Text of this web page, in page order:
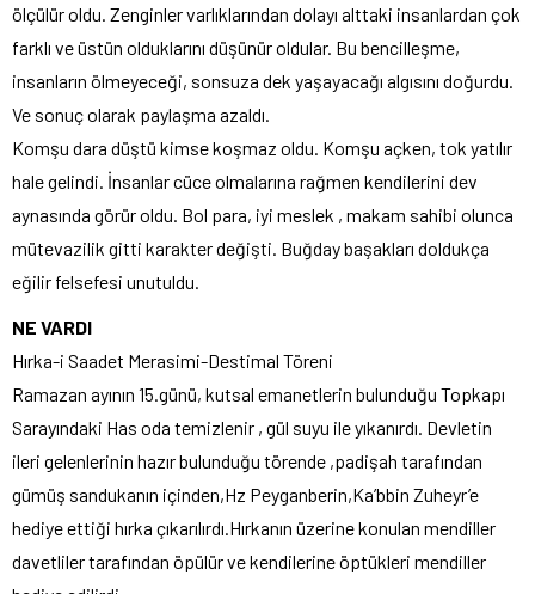
ölçülür oldu. Zenginler varlıklarından dolayı alttaki insanlardan çok
farklı ve üstün olduklarını düşünür oldular. Bu bencilleşme,
insanların ölmeyeceği, sonsuza dek yaşayacağı algısını doğurdu.
Ve sonuç olarak paylaşma azaldı.
Komşu dara düştü kimse koşmaz oldu. Komşu açken, tok yatılır
hale gelindi. İnsanlar cüce olmalarına rağmen kendilerini dev
aynasında görür oldu. Bol para, iyi meslek , makam sahibi olunca
mütevazilik gitti karakter değişti. Buğday başakları doldukça
eğilir felsefesi unutuldu.
NE VARDI
Hırka-i Saadet Merasimi-Destimal Töreni
Ramazan ayının 15.günü, kutsal emanetlerin bulunduğu Topkapı
Sarayındaki Has oda temizlenir , gül suyu ile yıkanırdı. Devletin
ileri gelenlerinin hazır bulunduğu törende ,padişah tarafından
gümüş sandukanın içinden,Hz Peyganberin,Ka’bbin Zuheyr’e
hediye ettiği hırka çıkarılırdı.Hırkanın üzerine konulan mendiller
davetliler tarafından öpülür ve kendilerine öptükleri mendiller